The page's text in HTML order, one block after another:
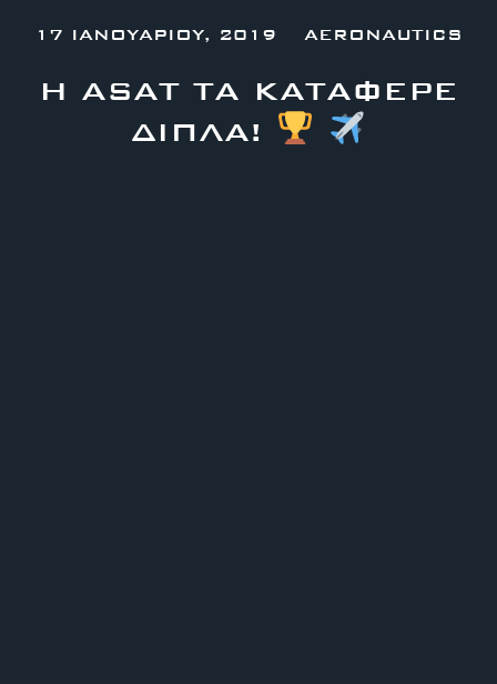
17 ΙΑΝΟΥΑΡΊΟΥ, 2019 AERONAUTICS
Η ASAT ΤΑ ΚΑΤΆΦΕΡΕ
ΔΙΠΛΑ!